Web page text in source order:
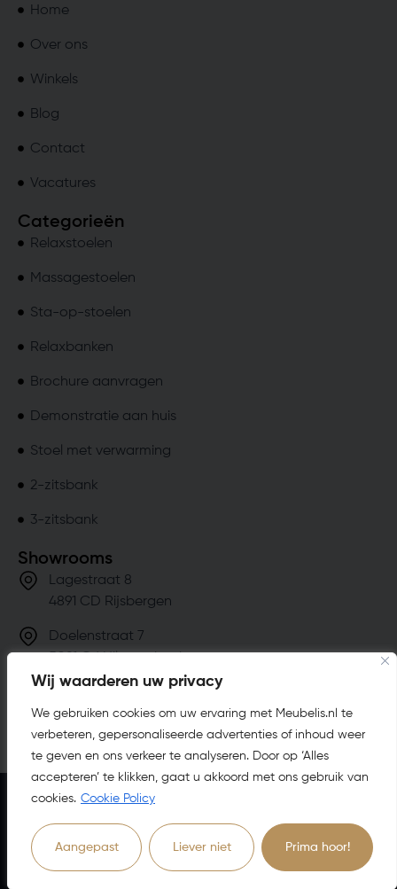
Wij waarderen uw privacy
We gebruiken cookies om uw ervaring met Meubelis.nl te
verbeteren, gepersonaliseerde advertenties of inhoud weer
te geven en ons verkeer te analyseren. Door op ‘Alles
accepteren’ te klikken, gaat u akkoord met ons gebruik van
cookies. Cookie Policy
Aangepast Liever niet Prima hoor!
Home
Over ons
Winkels
Blog
Contact
Vacatures
Categorieën
Relaxstoelen
Massagestoelen
Sta-op-stoelen
Relaxbanken
Brochure aanvragen
Demonstratie aan huis
Stoel met verwarming
2-zitsbank
3-zitsbank
Showrooms
Lagestraat 8
4891 CD Rijsbergen
Doelenstraat 7
5081 CJ Hilvarenbeek
info@meubelis.nl
(076) 201 49 19
Algemene voorwaarden
Privacy verklaring
4.8 Beoordelingen